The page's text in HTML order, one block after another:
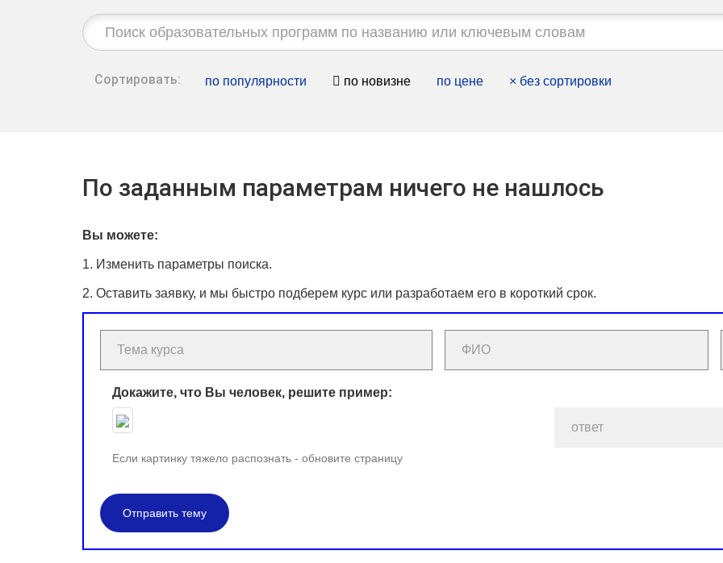
Строка
поиска:
Сортировать: по популярности по новизне по цене × без сортировки
По заданным параметрам ничего не нашлось
Вы можете:
1. Изменить параметры поиска.
2. Оставить заявку, и мы быстро подберем курс или разработаем его в короткий срок.
Докажите, что Вы человек, решите пример:
Если картинку тяжело распознать - обновите страницу
Отправить тему